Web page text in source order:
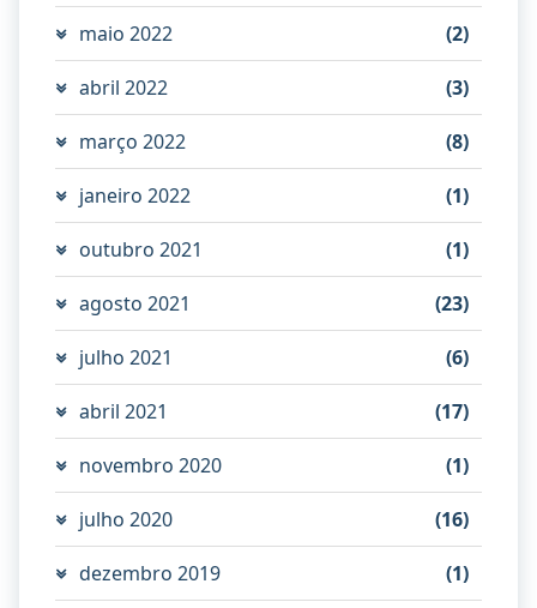
maio 2022 (2)
abril 2022 (3)
março 2022 (8)
janeiro 2022 (1)
outubro 2021 (1)
agosto 2021 (23)
julho 2021 (6)
abril 2021 (17)
novembro 2020 (1)
julho 2020 (16)
dezembro 2019 (1)